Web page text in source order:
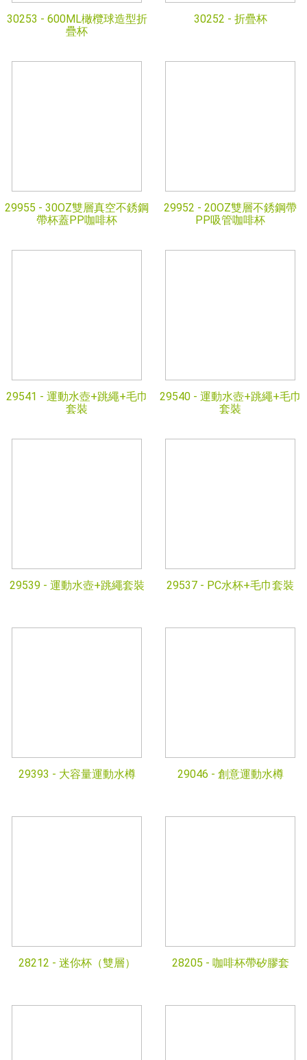
30253 - 600ML橄欖球造型折
疊杯
30252 - 折疊杯
29955 - 30OZ雙層真空不銹鋼
帶杯蓋PP咖啡杯
29952 - 20OZ雙層不銹鋼帶
PP吸管咖啡杯
29541 - 運動水壺+跳繩+毛巾
套裝
29540 - 運動水壺+跳繩+毛巾
套裝
29539 - 運動水壺+跳繩套裝 29537 - PC水杯+毛巾套裝
29393 - 大容量運動水樽 29046 - 創意運動水樽
28212 - 迷你杯（雙層） 28205 - 咖啡杯帶矽膠套